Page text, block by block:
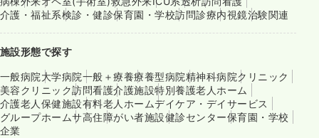
介護・福祉系検診・健診保育園・学校訪問診療内視鏡治験関連
施設形態で探す
一般病院大学病院一般＋療養療養型病院精神科病院クリニック
美容クリニック訪問看護介護施設特別養護老人ホーム
介護老人保健施設有料老人ホームデイケア・デイサービス
グループホームサ高住障がい者施設健診センター保育園・学校
企業